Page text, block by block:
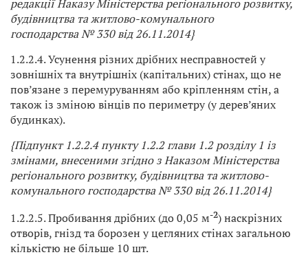
редакції Наказу Міністерства регіонального розвитку,
будівництва та житлово-комунального
господарства № 330 від 26.11.2014}
1.2.2.4. Усунення різних дрібних несправностей у
зовнішніх та внутрішніх (капітальних) стінах, що не
пов’язане з перемуруванням або кріпленням стін, а
також із зміною вінців по периметру (у дерев’яних
будинках).
{Підпункт 1.2.2.4 пункту 1.2.2 глави 1.2 розділу 1 із
змінами, внесеними згідно з Наказом Міністерства
регіонального розвитку, будівництва та житлово-
комунального господарства № 330 від 26.11.2014}
1.2.2.5. Пробивання дрібних (до 0,05 м-2) наскрізних
отворів, гнізд та борозен у цегляних стінах загальною
кількістю не більше 10 шт.